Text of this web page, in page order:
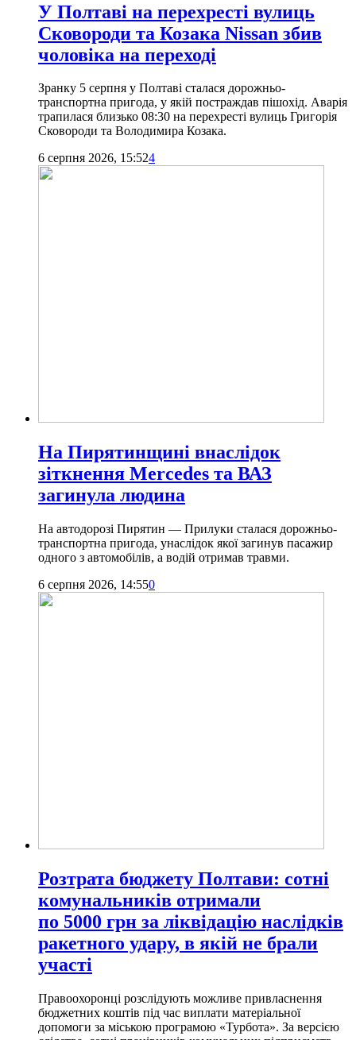
У Полтаві на перехресті вулиць
Сковороди та Козака Nissan збив
чоловіка на переході
Зранку 5 серпня у Полтаві сталася дорожньо-
транспортна пригода, у якій постраждав пішохід. Аварія
трапилася близько 08:30 на перехресті вулиць Григорія
Сковороди та Володимира Козака.
6 серпня 2026, 15:524
На Пирятинщині внаслідок
зіткнення Mercedes та ВАЗ
загинула людина
На автодорозі Пирятин — Прилуки сталася дорожньо-
транспортна пригода, унаслідок якої загинув пасажир
одного з автомобілів, а водій отримав травми.
6 серпня 2026, 14:550
Розтрата бюджету Полтави: сотні
комунальників отримали
по 5000 грн за ліквідацію наслідків
ракетного удару, в якій не брали
участі
Правоохоронці розслідують можливе привласнення
бюджетних коштів під час виплати матеріальної
допомоги за міською програмою «Турбота». За версією